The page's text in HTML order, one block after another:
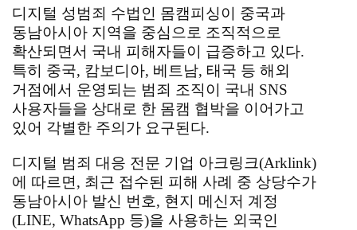
디지털 성범죄 수법인 몸캠피싱이 중국과
동남아시아 지역을 중심으로 조직적으로
확산되면서 국내 피해자들이 급증하고 있다.
특히 중국, 캄보디아, 베트남, 태국 등 해외
거점에서 운영되는 범죄 조직이 국내 SNS
사용자들을 상대로 한 몸캠 협박을 이어가고
있어 각별한 주의가 요구된다.
디지털 범죄 대응 전문 기업 아크링크(Arklink)
에 따르면, 최근 접수된 피해 사례 중 상당수가
동남아시아 발신 번호, 현지 메신저 계정
(LINE, WhatsApp 등)을 사용하는 외국인